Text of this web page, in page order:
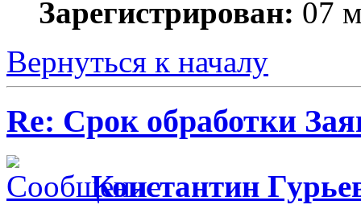
Зарегистрирован: 07
Вернуться к началу
Re: Срок обработки
Константин